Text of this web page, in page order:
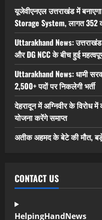
यूजेवीएनएल उत्तराखंड में
Storage System, लागत 352
Uttarakhand News:
और DG NCC के बीच हुई
Uttarakhand News: धामी
2,500+ पदों पर निकलेगी भर्ती
देहरादून में अग्निवीर के विरोध
योजना करेंगे समाप्त
अतीक अहमद के बेटे की मौत,
CONTACT US
HelpingHandNews